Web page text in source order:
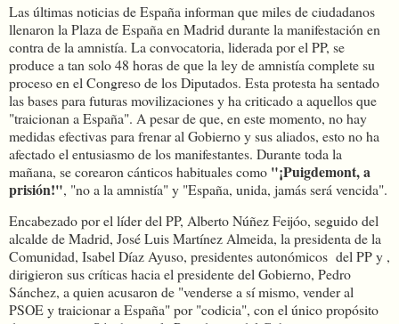
Las últimas noticias de España informan que miles de ciudadanos
llenaron la Plaza de España en Madrid durante la manifestación en
contra de la amnistía. La convocatoria, liderada por el PP, se
produce a tan solo 48 horas de que la ley de amnistía complete su
proceso en el Congreso de los Diputados. Esta protesta ha sentado
las bases para futuras movilizaciones y ha criticado a aquellos que
"traicionan a España". A pesar de que, en este momento, no hay
medidas efectivas para frenar al Gobierno y sus aliados, esto no ha
afectado el entusiasmo de los manifestantes. Durante toda la
mañana, se corearon cánticos habituales como "¡Puigdemont, a
prisión!", "no a la amnistía" y "España, unida, jamás será vencida".
Encabezado por el líder del PP, Alberto Núñez Feijóo, seguido del
alcalde de Madrid, José Luis Martínez Almeida, la presidenta de la
Comunidad, Isabel Díaz Ayuso, presidentes autonómicos del PP y ,
dirigieron sus críticas hacia el presidente del Gobierno, Pedro
Sánchez, a quien acusaron de "venderse a sí mismo, vender al
PSOE y traicionar a España" por "codicia", con el único propósito